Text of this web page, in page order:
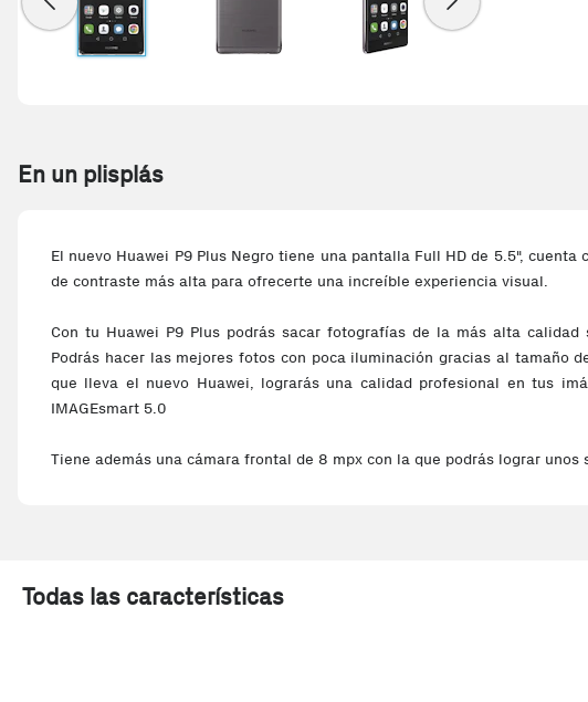
En un plisplás
El nuevo Huawei P9 Plus Negro tiene una pantalla Full HD de 5.5",
de contraste más alta para ofrecerte una increíble experiencia visual.
Con tu Huawei P9 Plus podrás sacar fotografías de la más alta
Podrás hacer las mejores fotos con poca iluminación gracias al tamaño
que lleva el nuevo Huawei, lograrás una calidad profesional en tus
IMAGEsmart 5.0
Tiene además una cámara frontal de 8 mpx con la que podrás lograr
Todas las características